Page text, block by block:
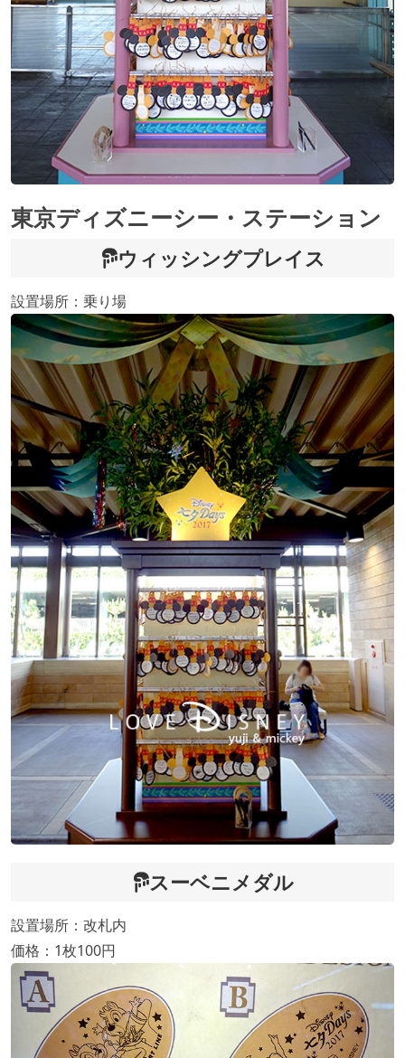
東京ディズニーシー・ステーション
ウィッシングプレイス
設置場所：乗り場
スーベニメダル
設置場所：改札内
価格：1枚100円